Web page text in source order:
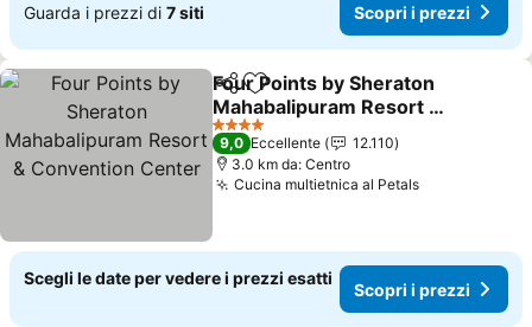
Guarda i prezzi di 7 siti Scopri i prezzi
CondividiAggiungi ai preferiti
Four Points by Sheraton
Mahabalipuram Resort &
Convention Center
4 Stelle
9,0 Eccellente
12.110
3.0 km da: Centro
Cucina multietnica al Petals
Scegli le date per vedere i prezzi esatti
Scopri i prezzi